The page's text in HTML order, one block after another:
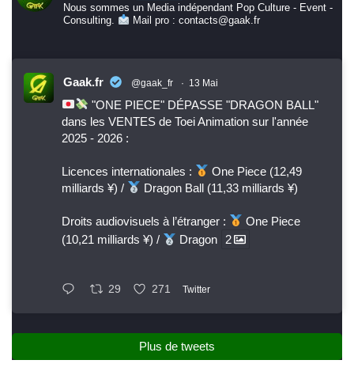
Nous sommes un Media indépendant Pop Culture - Event -
Consulting.
Mail pro : contacts@gaak.fr
Gaak.fr @gaak_fr · 13 Mai
"ONE PIECE" DÉPASSE "DRAGON BALL"
dans les VENTES de Toei Animation sur l'année
2025 - 2026 :
Licences internationales :
One Piece (12,49
milliards ¥) /
Dragon Ball (11,33 milliards ¥)
Droits audiovisuels à l’étranger :
One Piece
(10,21 milliards ¥) /
Dragon 2
29 271 Twitter
Plus de tweets